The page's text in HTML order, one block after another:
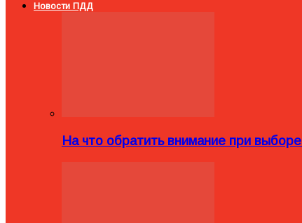
Новости ПДД
На что обратить внимание при выборе